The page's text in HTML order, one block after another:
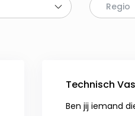
Regio
Technisch
Ben jij iemand